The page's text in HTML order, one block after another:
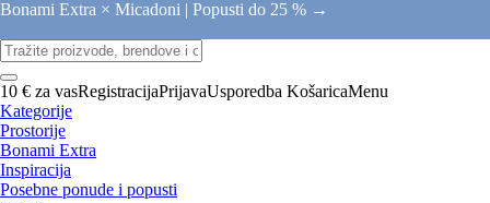
Bonami Extra × Micadoni | Popusti do 25 % →
10 € za vasRegistracijaPrijavaUsporedba KošaricaMenu
Kategorije
Prostorije
Bonami Extra
Inspiracija
Posebne ponude i popusti